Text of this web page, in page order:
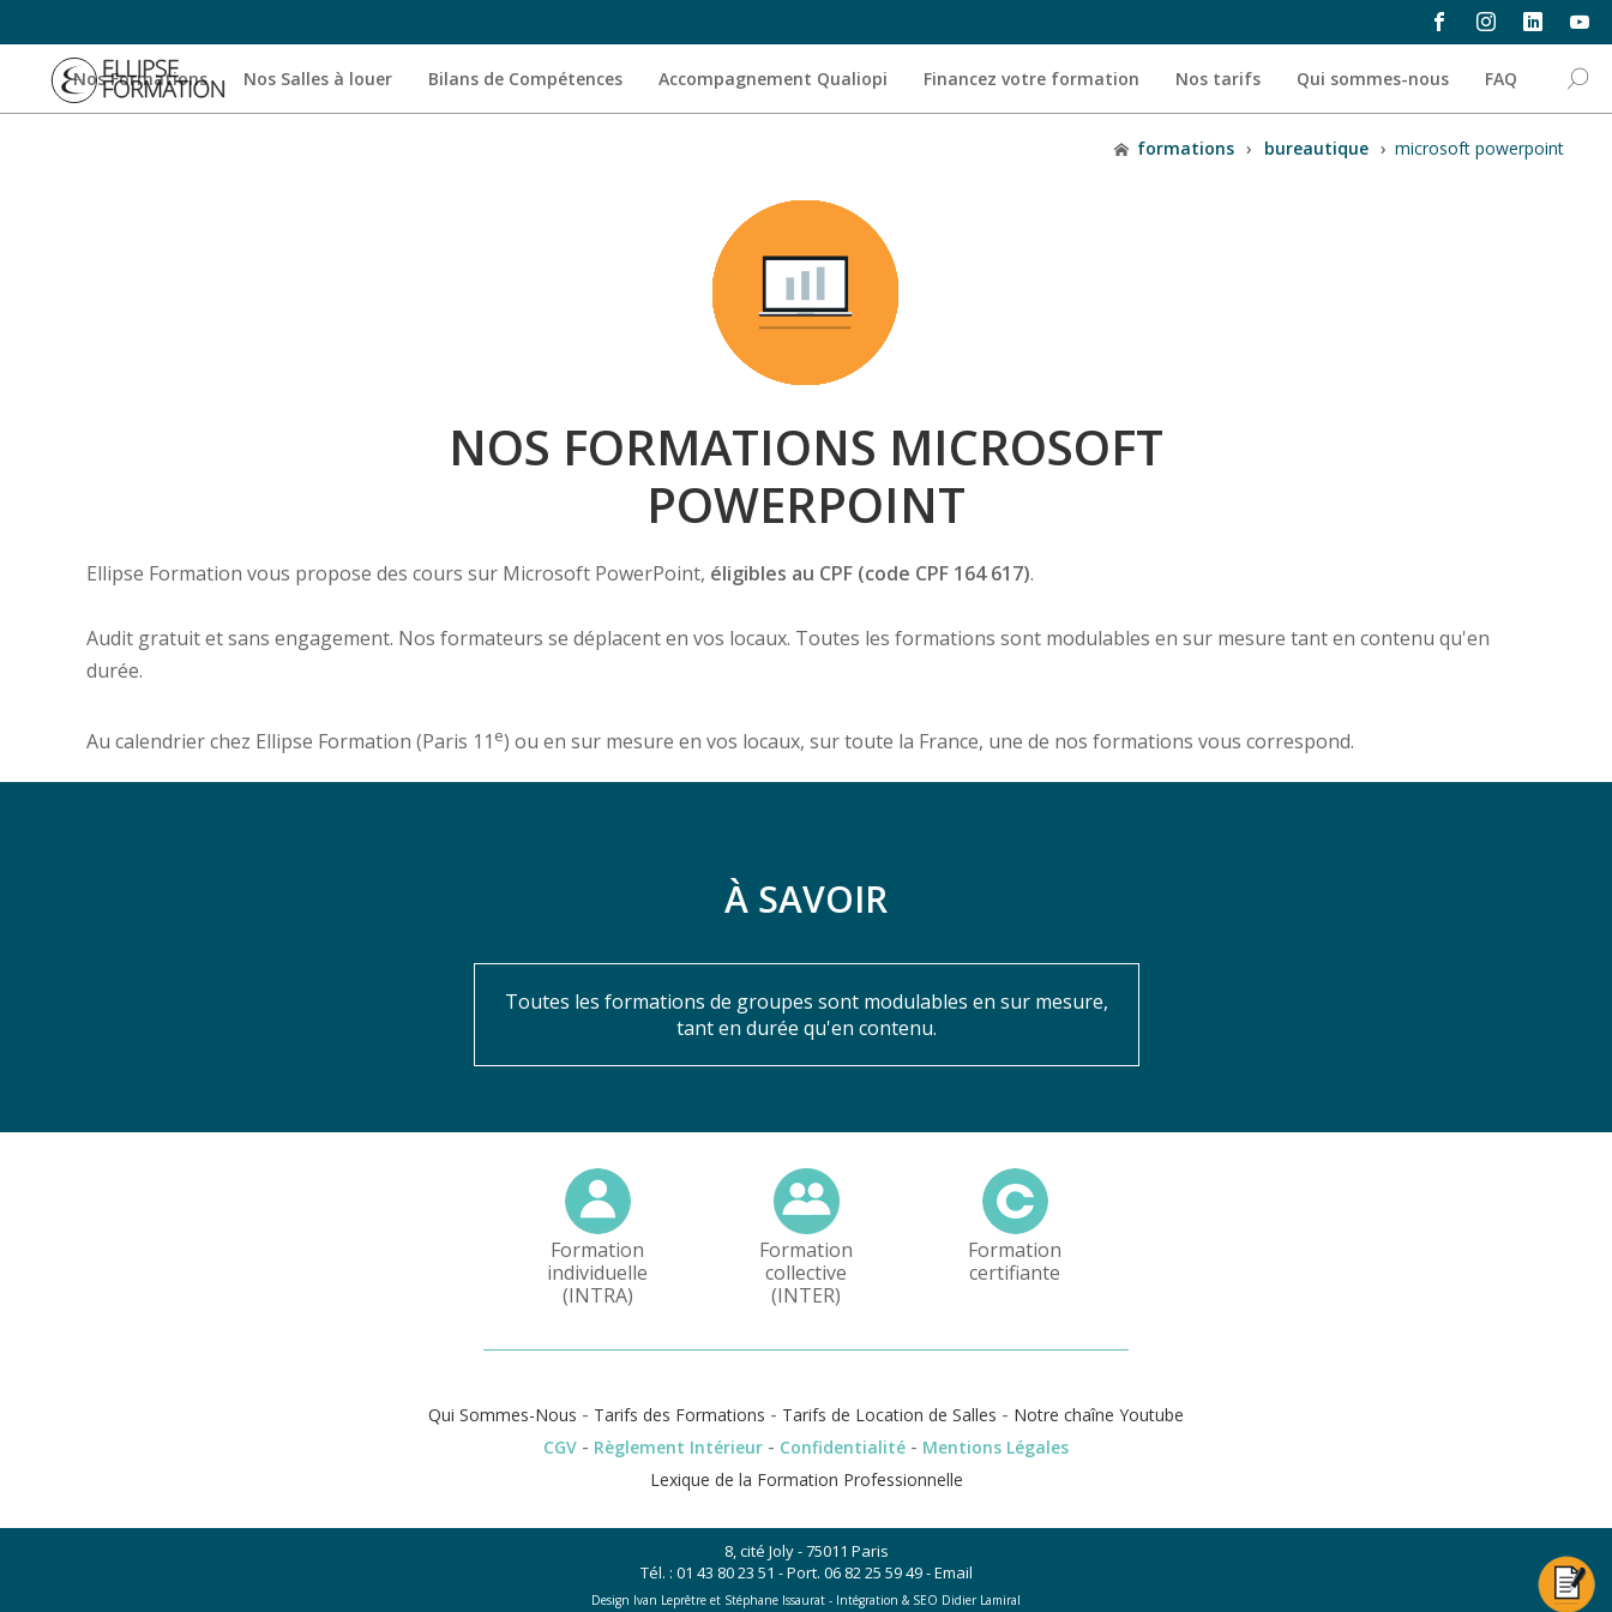
Nos Formations Nos Salles à louer Bilans de Compétences Accompagnement Qualiopi Financez votre formation Nos tarifs Qui sommes-nous FAQ
formations › bureautique › microsoft powerpoint
NOS FORMATIONS MICROSOFT
POWERPOINT
Ellipse Formation vous propose des cours sur Microsoft PowerPoint, éligibles au CPF (code CPF 164 617).
Audit gratuit et sans engagement. Nos formateurs se déplacent en vos locaux. Toutes les formations sont modulables en sur mesure tant en contenu qu'en
durée.
Au calendrier chez Ellipse Formation (Paris 11 e) ou en sur mesure en vos locaux, sur toute la France, une de nos formations vous correspond.
À SAVOIR
Toutes les formations de groupes sont modulables en sur mesure,
tant en durée qu'en contenu.
Formation
individuelle
(INTRA)
Formation
collective
(INTER)
Formation
certifiante
Qui Sommes-Nous - Tarifs des Formations - Tarifs de Location de Salles - Notre chaîne Youtube
CGV - Règlement Intérieur - Confidentialité - Mentions Légales
Lexique de la Formation Professionnelle
8, cité Joly - 75011 Paris
Tél. : 01 43 80 23 51 - Port. 06 82 25 59 49-Email
Design Ivan Leprêtre et Stéphane Issaurat - Intégration & SEO Didier Lamiral